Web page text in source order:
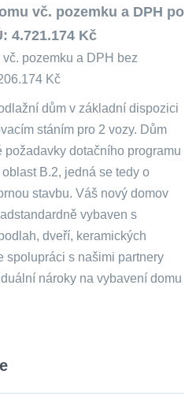
vč. pozemku a DPH po
4.721.174 Kč
pozemku a DPH bez
Kč
dům v základní dispozici
stáním pro 2 vozy. Dům
dotačního programu
B.2, jedná se tedy o
stavbu. Váš nový domov
vybaven s
dveří, keramických
spolupráci s našimi partnery
nároky na vybavení domu